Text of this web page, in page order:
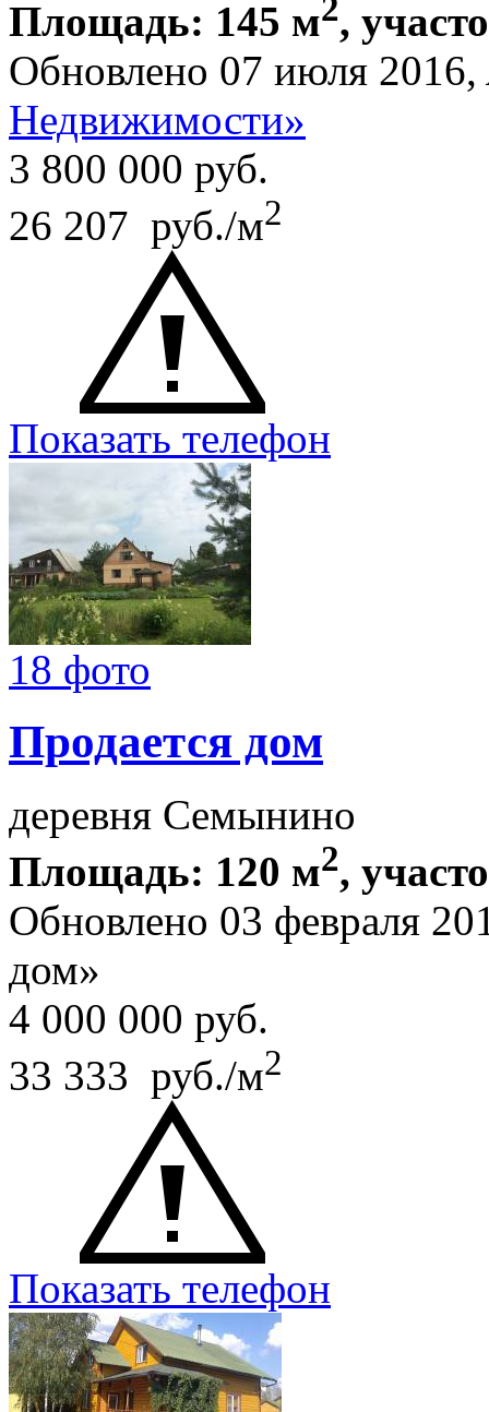
Площадь: 145 м2,
Обновлено 07 июля 2016,
Недвижимости»
3 800 000 руб.
26 207 руб./м2
Показать телефон
18 фото
Продается дом
деревня Семынино
Площадь: 120 м2,
Обновлено 03 февраля
дом»
4 000 000 руб.
33 333 руб./м2
Показать телефон